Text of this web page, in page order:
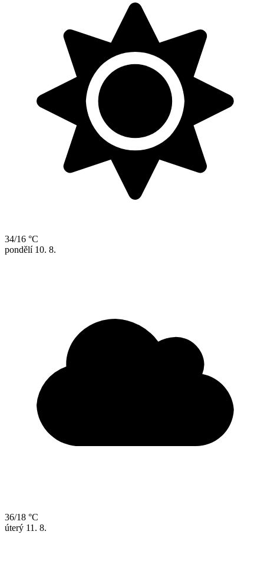
34/16 °C
pondělí 10. 8.
36/18 °C
úterý 11. 8.